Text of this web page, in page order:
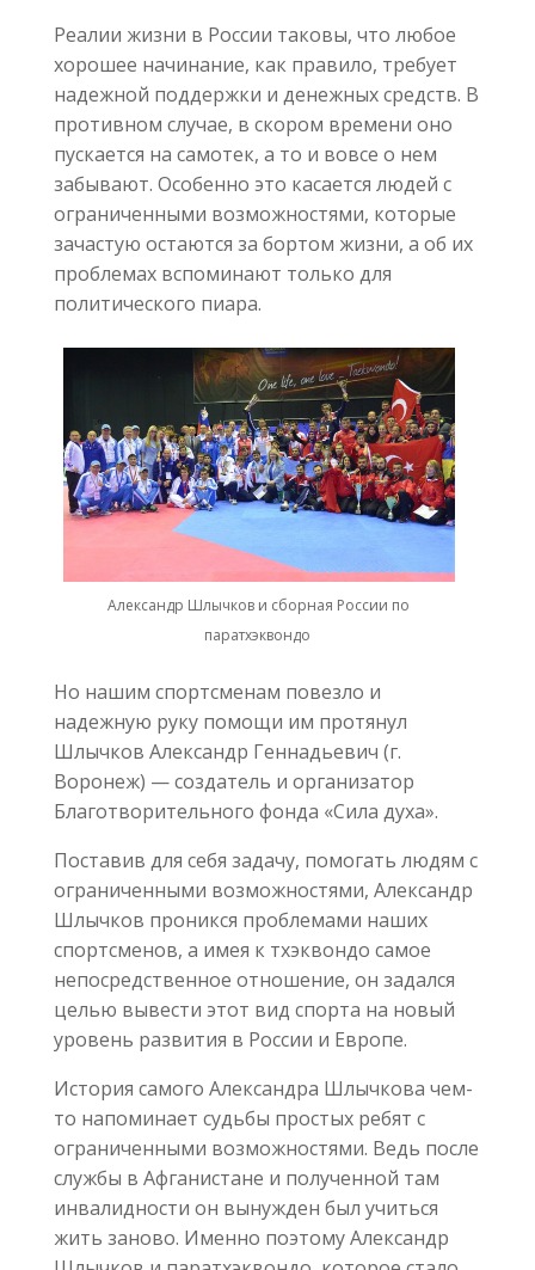
Реалии жизни в России таковы, что любое
хорошее начинание, как правило, требует
надежной поддержки и денежных средств. В
противном случае, в скором времени оно
пускается на самотек, а то и вовсе о нем
забывают. Особенно это касается людей с
ограниченными возможностями, которые
зачастую остаются за бортом жизни, а об их
проблемах вспоминают только для
политического пиара.
Александр Шлычков и сборная России по
паратхэквондо
Но нашим спортсменам повезло и
надежную руку помощи им протянул
Шлычков Александр Геннадьевич (г.
Воронеж) — создатель и организатор
Благотворительного фонда «Сила духа».
Поставив для себя задачу, помогать людям с
ограниченными возможностями, Александр
Шлычков проникся проблемами наших
спортсменов, а имея к тхэквондо самое
непосредственное отношение, он задался
целью вывести этот вид спорта на новый
уровень развития в России и Европе.
История самого Александра Шлычкова чем-
то напоминает судьбы простых ребят с
ограниченными возможностями. Ведь после
службы в Афганистане и полученной там
инвалидности он вынужден был учиться
жить заново. Именно поэтому Александр